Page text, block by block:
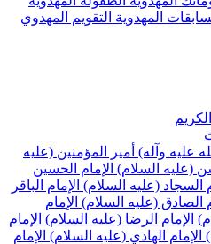
التقويم المهدوي
المؤمنين (عليه
الإمام الحسين
السلام) الإمام الباقر
السلام) الإمام
(عليه السلام) الإمام
(عليه السلام) الإمام